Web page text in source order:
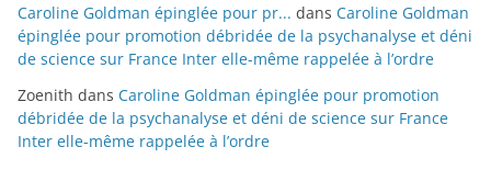
Caroline Goldman épinglée pour pr... dans Caroline Goldman
épinglée pour promotion débridée de la psychanalyse et déni
de science sur France Inter elle-même rappelée à l’ordre
Zoenith dans Caroline Goldman épinglée pour promotion
débridée de la psychanalyse et déni de science sur France
Inter elle-même rappelée à l’ordre